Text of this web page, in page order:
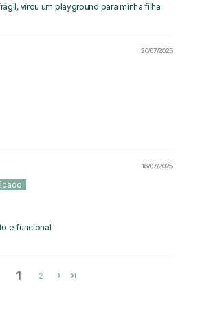
virou um playground para minha filha
20/07/2025
16/07/2025
e funcional
1 2